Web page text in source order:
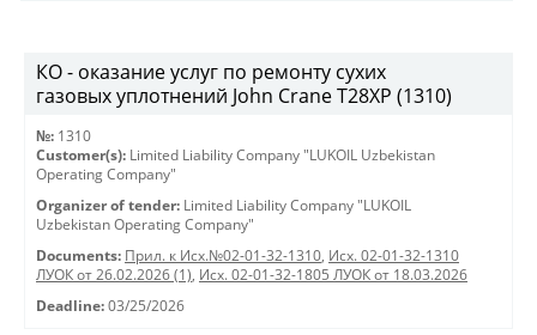
КО - оказание услуг по ремонту сухих
газовых уплотнений John Crane T28XP (1310)
№: 1310
Customer(s): Limited Liability Company "LUKOIL Uzbekistan
Operating Company"
Organizer of tender: Limited Liability Company "LUKOIL
Uzbekistan Operating Company"
Documents: Прил. к Исх.№02-01-32-1310, Исх. 02-01-32-1310
ЛУОК от 26.02.2026 (1), Исх. 02-01-32-1805 ЛУОК от 18.03.2026
Deadline: 03/25/2026